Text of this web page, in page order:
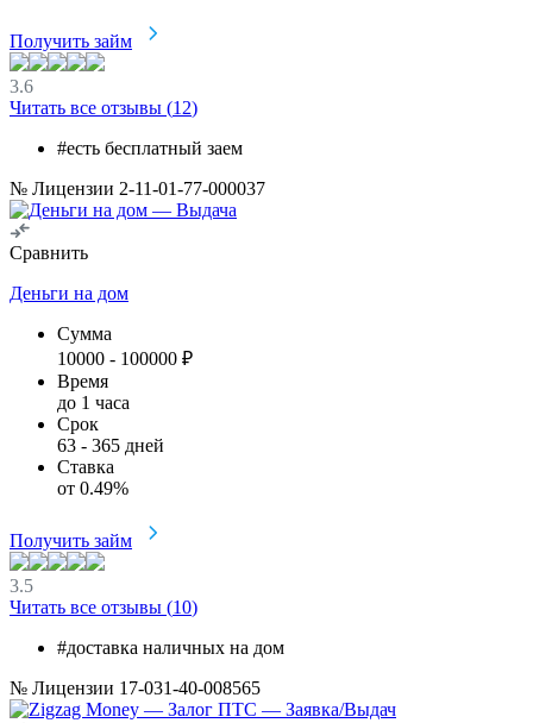
Получить займ
3.6
Читать все отзывы (12)
#есть бесплатный заем
№ Лицензии 2-11-01-77-000037
Сравнить
Деньги на дом
Сумма
10000 - 100000 ₽
Время
до 1 часа
Срок
63 - 365 дней
Ставка
от 0.49%
Получить займ
3.5
Читать все отзывы (10)
#доставка наличных на дом
№ Лицензии 17-031-40-008565